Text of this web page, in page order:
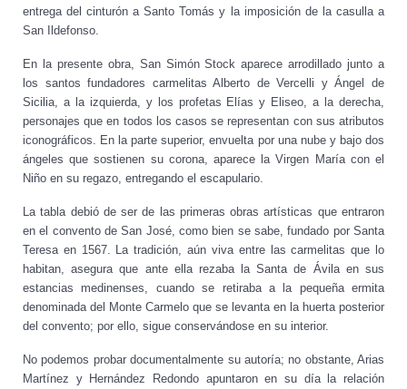
entrega del cinturón a Santo Tomás y la imposición de la casulla a
San Ildefonso.
En la presente obra, San Simón Stock aparece arrodillado junto a
los santos fundadores carmelitas Alberto de Vercelli y Ángel de
Sicilia, a la izquierda, y los profetas Elías y Eliseo, a la derecha,
personajes que en todos los casos se representan con sus atributos
iconográficos. En la parte superior, envuelta por una nube y bajo dos
ángeles que sostienen su corona, aparece la Virgen María con el
Niño en su regazo, entregando el escapulario.
La tabla debió de ser de las primeras obras artísticas que entraron
en el convento de San José, como bien se sabe, fundado por Santa
Teresa en 1567. La tradición, aún viva entre las carmelitas que lo
habitan, asegura que ante ella rezaba la Santa de Ávila en sus
estancias medinenses, cuando se retiraba a la pequeña ermita
denominada del Monte Carmelo que se levanta en la huerta posterior
del convento; por ello, sigue conservándose en su interior.
No podemos probar documentalmente su autoría; no obstante, Arias
Martínez y Hernández Redondo apuntaron en su día la relación